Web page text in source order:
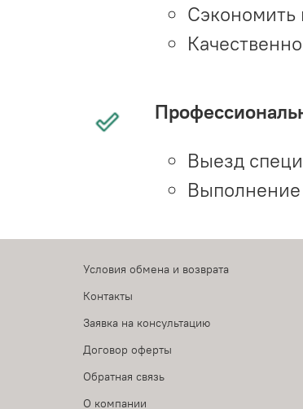
Сэкономить
Выезд
Выполнение
Условия обмена и возврата
Контакты
Заявка на консультацию
Договор оферты
Обратная связь
О компании